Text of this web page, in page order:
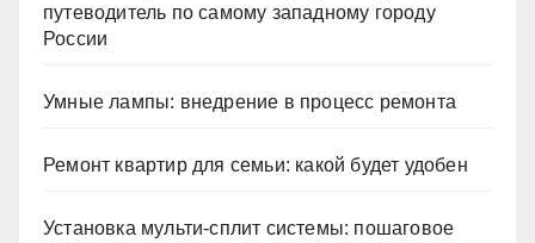
путеводитель по самому западному городу
России
Умные лампы: внедрение в процесс ремонта
Ремонт квартир для семьи: какой будет удобен
Установка мульти-сплит системы: пошаговое